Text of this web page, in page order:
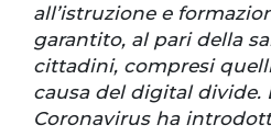
all’istruzione e
garantito, al pari della
cittadini, compresi
causa del digital divide.
Coronavirus ha